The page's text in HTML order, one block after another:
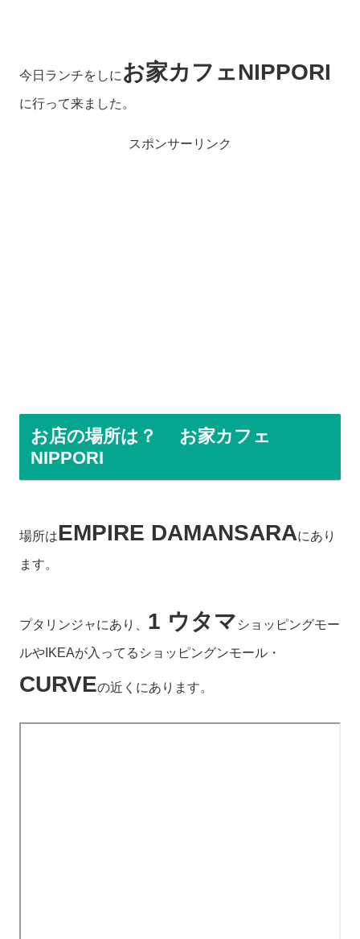
今日ランチをしに お家カフェNIPPORI
に行って来ました。
スポンサーリンク
お店の場所は？ お家カフェ
NIPPORI
場所はEMPIRE DAMANSARAにあり
ます。
プタリンジャにあり、 1 ウタマ ショッピングモー
ルやIKEAが入ってるショッピングンモール・
CURVEの近くにあります。